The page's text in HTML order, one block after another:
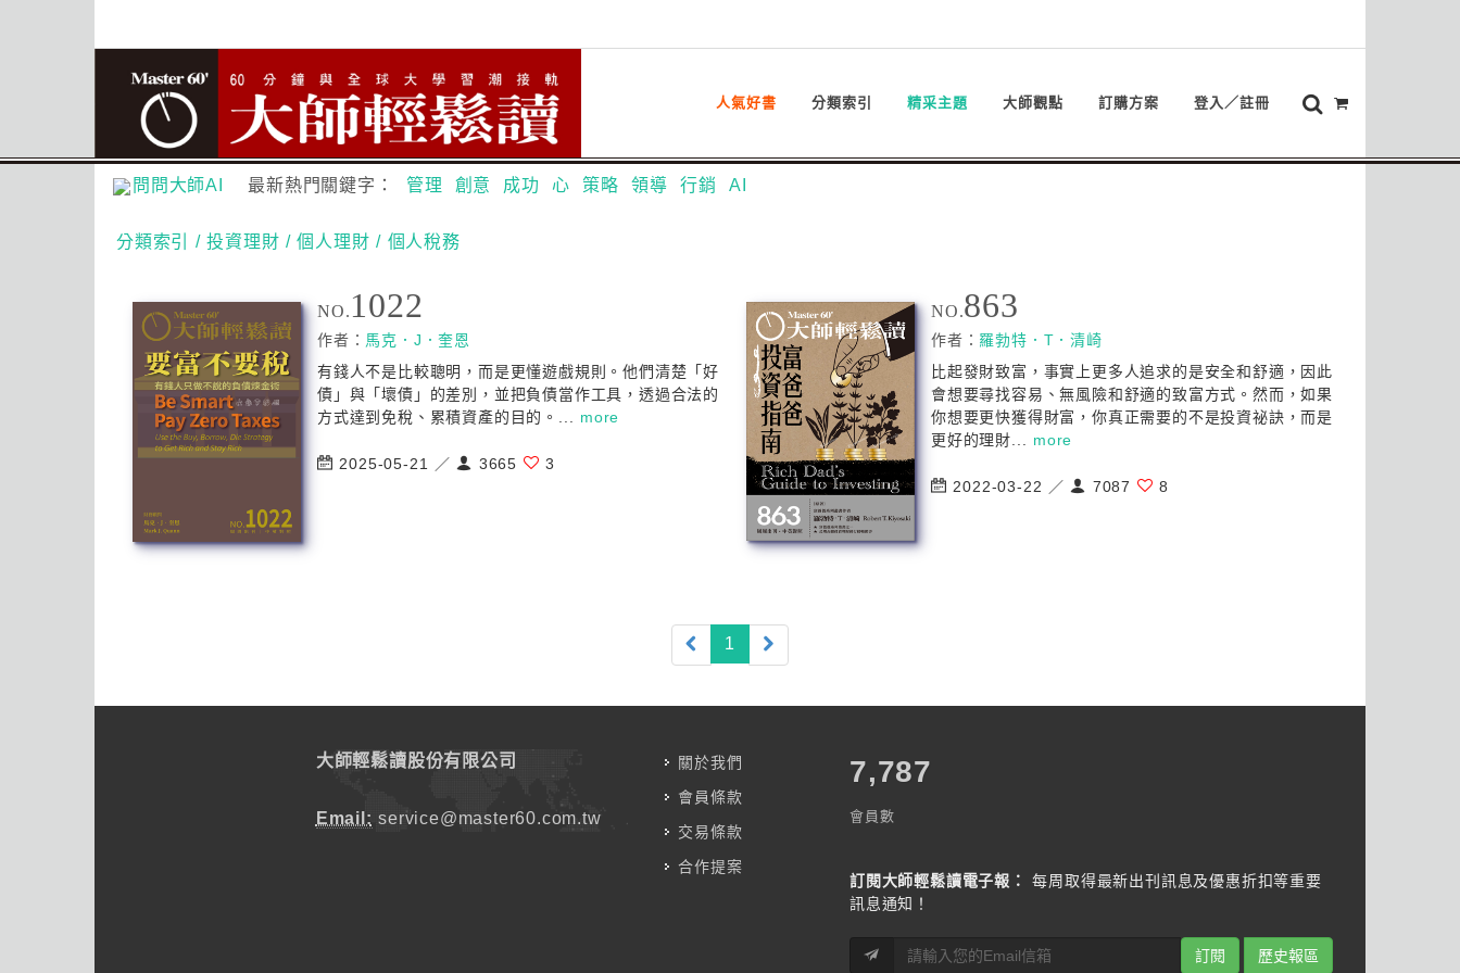
人氣好書 分類索引 精采主題 大師觀點 訂購方案 登入／註冊
問問大師AI 最新熱門關鍵字： 管理 創意 成功 心 策略 領導 行銷 AI
分類索引 / 投資理財 / 個人理財 / 個人稅務
NO. 1022
作者： 馬克．J．奎恩
有錢人不是比較聰明，而是更懂遊戲規則。他們清楚「好
債」與「壞債」的差別，並把負債當作工具，透過合法的
方式達到免稅、累積資產的目的。... more
2025-05-21 ／ 3665 3
NO.863
作者： 羅勃特．T．清崎
比起發財致富，事實上更多人追求的是安全和舒適，因此
會想要尋找容易、無風險和舒適的致富方式。然而，如果
你想要更快獲得財富，你真正需要的不是投資祕訣，而是
更好的理財... more
2022-03-22 ／ 7087 8
1 (current)
大師輕鬆讀股份有限公司
Email: service@master60.com.tw
關於我們
會員條款
交易條款
合作提案
7,787
會員數
訂閱大師輕鬆讀電子報：
每周取得最新出刊訊息及優惠折扣等重要
訊息通知！
訂閱 歷史報區